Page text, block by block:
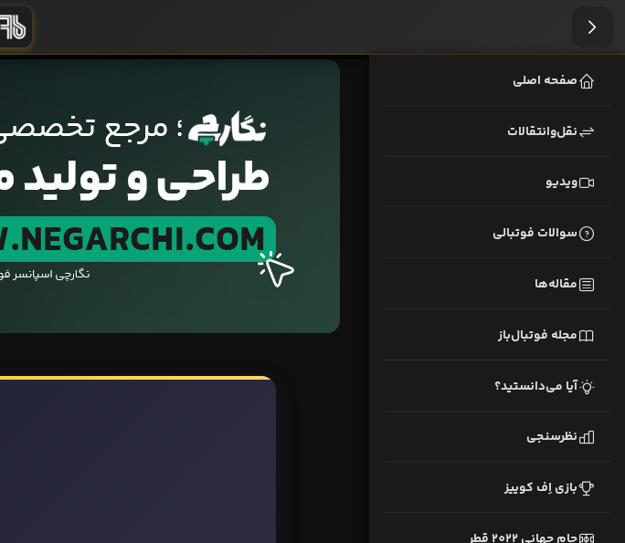
صفحه اصلی
نقل‌وانتقالات
ویدیو
سوالات فوتبالی
مقاله‌ها
مجله فوتبال‌باز
آیا می‌دانستید؟
نظرسنجی
بازی اِف کوییز